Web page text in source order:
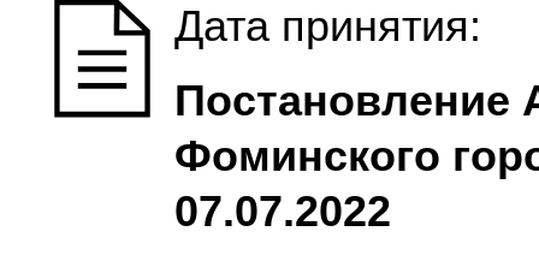
Дата принятия:
Постановление
Фоминского
07.07.2022